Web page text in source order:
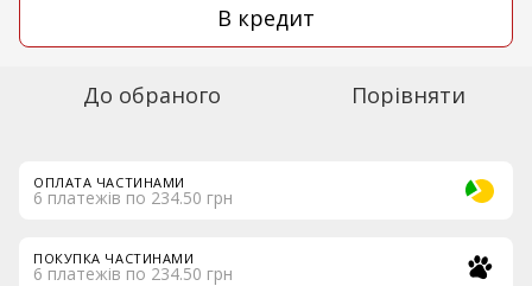
В кредит
До обраного Порівняти
ОПЛАТА ЧАСТИНАМИ
6 платежів по 234.50 грн
ПОКУПКА ЧАСТИНАМИ
6 платежів по 234.50 грн